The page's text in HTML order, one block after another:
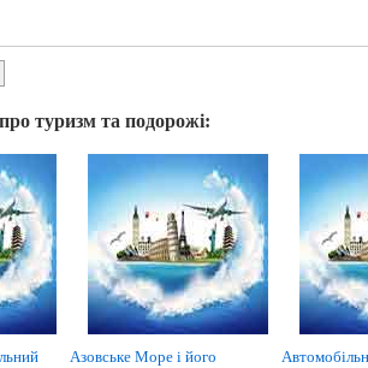
туризм та подорожі:
Азовське Море і його